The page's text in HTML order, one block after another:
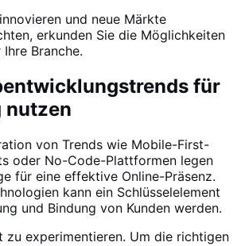
und neue Märkte
erkunden Sie die Möglichkeiten
Branche.
für
nutzen
von Trends wie Mobile-First-
oder No-Code-Plattformen legen
für eine effektive Online-Präsenz.
kann ein Schlüsselelement
und Bindung von Kunden werden.
zu experimentieren. Um die richtigen